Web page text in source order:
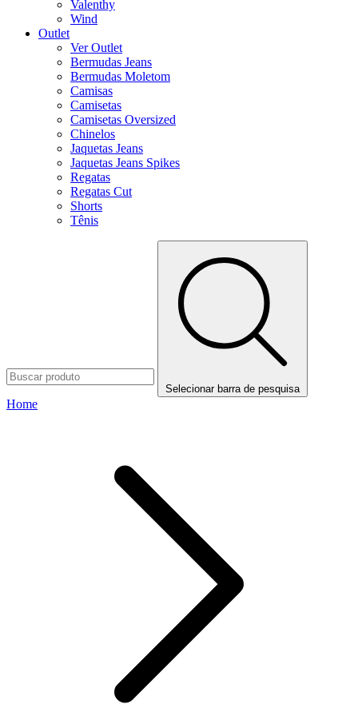
Valenthy
Wind
Outlet
Ver Outlet
Bermudas Jeans
Bermudas Moletom
Camisas
Camisetas
Camisetas Oversized
Chinelos
Jaquetas Jeans
Jaquetas Jeans Spikes
Regatas
Regatas Cut
Shorts
Tênis
Selecionar barra de pesquisa
Home